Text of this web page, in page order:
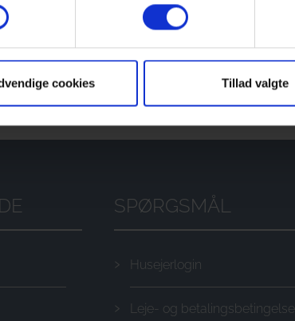
cookies Tillad valgte
SPØRGSMÅL
Husejerlogin
Leje- og